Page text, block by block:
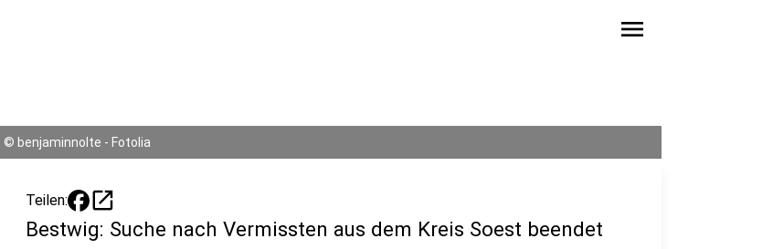
menu
© benjaminnolte - Fotolia
Teilen: open_in_new
Bestwig: Suche nach Vermissten aus dem Kreis Soest beendet